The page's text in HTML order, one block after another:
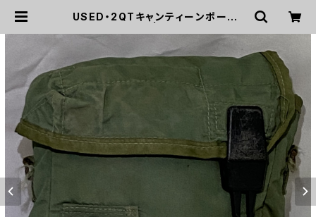
USED・2QTキャンティーンポーチ・